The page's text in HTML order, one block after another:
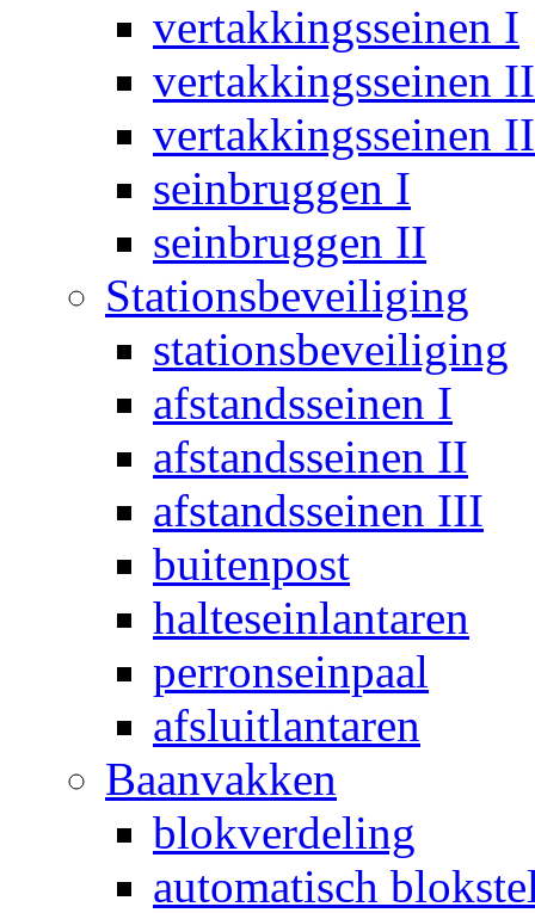
vertakkingsseinen I
vertakkingsseinen II
vertakkingsseinen
seinbruggen I
seinbruggen II
Stationsbeveiliging
stationsbeveiliging
afstandsseinen I
afstandsseinen II
afstandsseinen III
buitenpost
halteseinlantaren
perronseinpaal
afsluitlantaren
Baanvakken
blokverdeling
automatisch